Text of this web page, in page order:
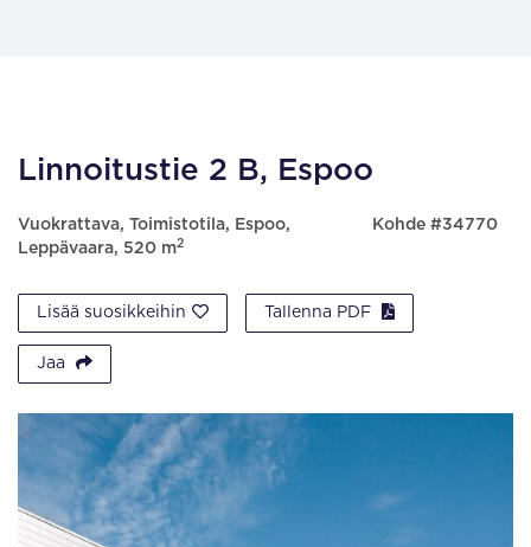
Linnoitustie 2 B, Espoo
Vuokrattava, Toimistotila, Espoo,
Leppävaara, 520 m2
Kohde #34770
Lisää suosikkeihin Tallenna PDF
Jaa